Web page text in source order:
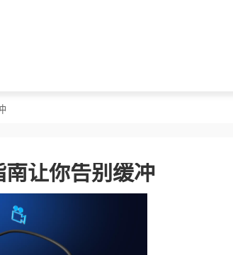
让你告别缓冲